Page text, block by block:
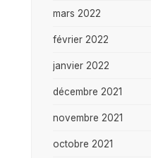
mars 2022
février 2022
janvier 2022
décembre 2021
novembre 2021
octobre 2021